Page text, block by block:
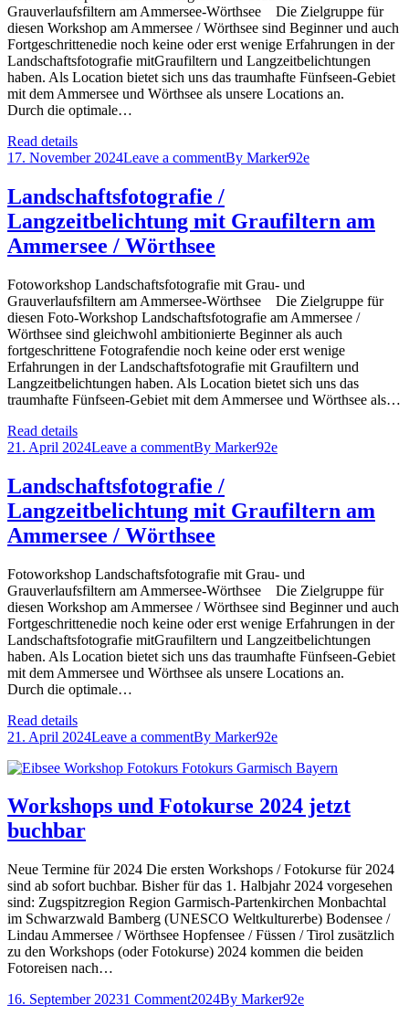
Grauverlaufsfiltern am Ammersee-Wörthsee Die Zielgruppe für
diesen Workshop am Ammersee / Wörthsee sind Beginner und auch
Fortgeschrittenedie noch keine oder erst wenige Erfahrungen in der
Landschaftsfotografie mitGraufiltern und Langzeitbelichtungen
haben. Als Location bietet sich uns das traumhafte Fünfseen-Gebiet
mit dem Ammersee und Wörthsee als unsere Locations an.
Durch die optimale…
Read details
17. November 2024Leave a commentBy Marker92e
Landschaftsfotografie /
Langzeitbelichtung mit Graufiltern am
Ammersee / Wörthsee
Fotoworkshop Landschaftsfotografie mit Grau- und
Grauverlaufsfiltern am Ammersee-Wörthsee Die Zielgruppe für
diesen Foto-Workshop Landschaftsfotografie am Ammersee /
Wörthsee sind gleichwohl ambitionierte Beginner als auch
fortgeschrittene Fotografendie noch keine oder erst wenige
Erfahrungen in der Landschaftsfotografie mit Graufiltern und
Langzeitbelichtungen haben. Als Location bietet sich uns das
traumhafte Fünfseen-Gebiet mit dem Ammersee und Wörthsee als…
Read details
21. April 2024Leave a commentBy Marker92e
Landschaftsfotografie /
Langzeitbelichtung mit Graufiltern am
Ammersee / Wörthsee
Fotoworkshop Landschaftsfotografie mit Grau- und
Grauverlaufsfiltern am Ammersee-Wörthsee Die Zielgruppe für
diesen Workshop am Ammersee / Wörthsee sind Beginner und auch
Fortgeschrittenedie noch keine oder erst wenige Erfahrungen in der
Landschaftsfotografie mitGraufiltern und Langzeitbelichtungen
haben. Als Location bietet sich uns das traumhafte Fünfseen-Gebiet
mit dem Ammersee und Wörthsee als unsere Locations an.
Durch die optimale…
Read details
21. April 2024Leave a commentBy Marker92e
Workshops und Fotokurse 2024 jetzt
buchbar
Neue Termine für 2024 Die ersten Workshops / Fotokurse für 2024
sind ab sofort buchbar. Bisher für das 1. Halbjahr 2024 vorgesehen
sind: Zugspitzregion Region Garmisch-Partenkirchen Monbachtal
im Schwarzwald Bamberg (UNESCO Weltkulturerbe) Bodensee /
Lindau Ammersee / Wörthsee Hopfensee / Füssen / Tirol zusätzlich
zu den Workshops (oder Fotokurse) 2024 kommen die beiden
Fotoreisen nach…
16. September 20231 Comment2024By Marker92e